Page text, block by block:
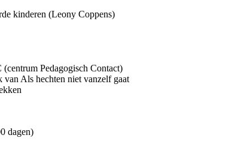
kinderen (Leony Coppens)
Pedagogisch Contact)
Als hechten niet vanzelf gaat
dagen)